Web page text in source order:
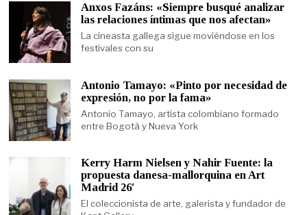
Anxos Fazáns: «Siempre busqué analizar
las relaciones íntimas que nos afectan»
La cineasta gallega sigue moviéndose en los
festivales con su
Antonio Tamayo: «Pinto por necesidad de
expresión, no por la fama»
Antonio Tamayo, artista colombiano formado
entre Bogotá y Nueva York
Kerry Harm Nielsen y Nahir Fuente: la
propuesta danesa-mallorquina en Art
Madrid 26′
El coleccionista de arte, galerista y fundador de